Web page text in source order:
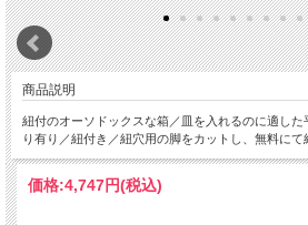
商品説明
紐付のオーソドックスな箱／皿を入れるのに適し
り有り／紐付き／紐穴用の脚をカットし、無料に
価格:4,747円(税込)